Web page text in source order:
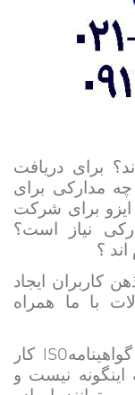
برای دریافت
مدارکی برای
ایزو برای شرکت
نیاز است؟
؟
کاربران ایجاد
با ما همراه
ISO کار
نیست و